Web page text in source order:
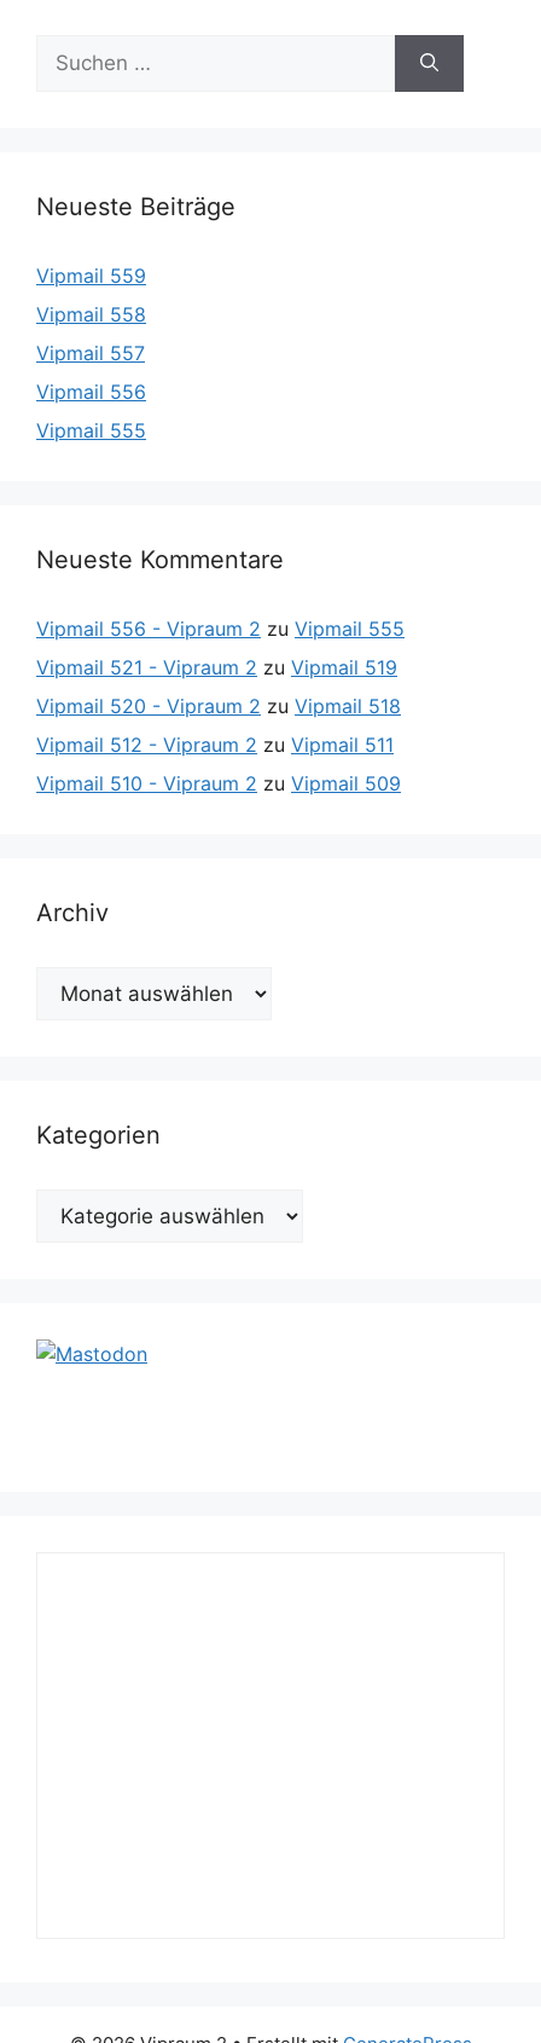
Suche
nach:
Neueste Beiträge
Vipmail 559
Vipmail 558
Vipmail 557
Vipmail 556
Vipmail 555
Neueste Kommentare
Vipmail 556 - Vipraum 2 zu Vipmail 555
Vipmail 521 - Vipraum 2 zu Vipmail 519
Vipmail 520 - Vipraum 2 zu Vipmail 518
Vipmail 512 - Vipraum 2 zu Vipmail 511
Vipmail 510 - Vipraum 2 zu Vipmail 509
Archiv
Archiv
Kategorien
Kategorien